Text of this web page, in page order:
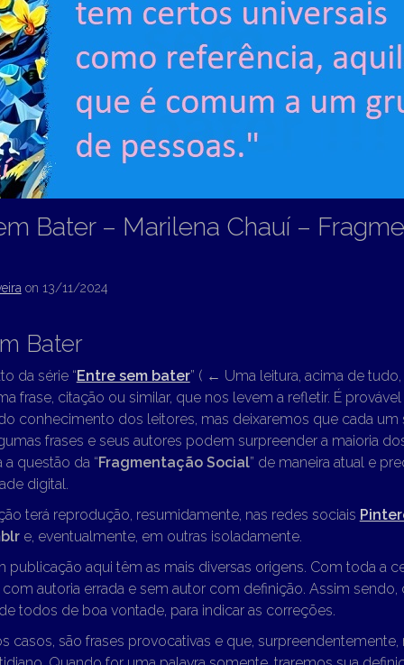
Bater – Marilena Chauí –
on 13/11/2024
Bater
da série “Entre sem bater” ( ← Uma leitura, acima de tudo,
frase, citação ou similar, que nos levem a refletir. É
conhecimento dos leitores, mas deixaremos que cada um
frases e seus autores podem surpreender a maioria
questão da “Fragmentação Social” de maneira atual e
digital.
terá reprodução, resumidamente, nas redes sociais
e, eventualmente, em outras isoladamente.
publicação aqui têm as mais diversas origens. Com toda a
com autoria errada e sem autor com definição. Assim
todos de boa vontade, para indicar as correções.
casos, são frases provocativas e que,